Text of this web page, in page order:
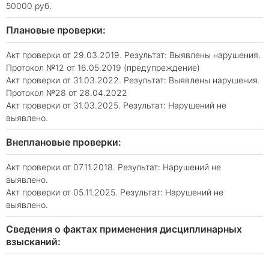
50000 руб.
Плановые проверки:
Акт проверки от 29.03.2019. Результат: Выявлены нарушения.
Протокол №12 от 16.05.2019 (предупреждение)
Акт проверки от 31.03.2022. Результат: Выявлены нарушения.
Протокол №28 от 28.04.2022
Акт проверки от 31.03.2025. Результат: Нарушений не
выявлено.
Внеплановые проверки:
Акт проверки от 07.11.2018. Результат: Нарушений не
выявлено.
Акт проверки от 05.11.2025. Результат: Нарушений не
выявлено.
Сведения о фактах применения дисциплинарных
взысканий: